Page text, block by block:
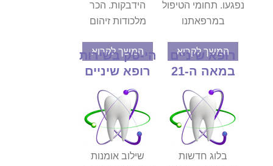
נפגעו. תחומי הטיפול
במרפאתנו
המשך לקרוא
הידבקות. הכר
מלכודות זיהום
המשך לקרוא
רופא שיניים
במאה ה-21
בלוג חדשות
הי-טק בשירות
רופא שיניים
שילוב אומנות